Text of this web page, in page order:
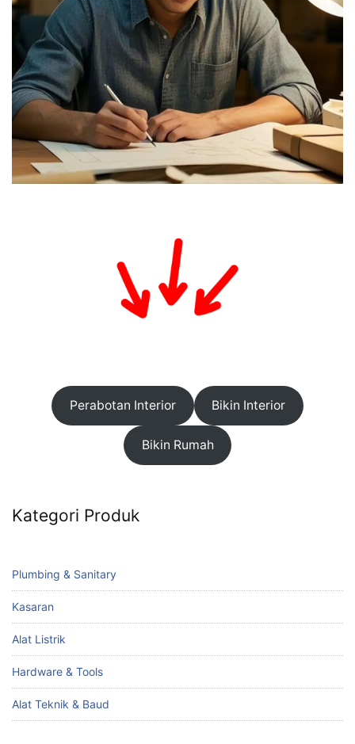
Perabotan Interior Bikin Interior
Bikin Rumah
Kategori Produk
Plumbing & Sanitary
Kasaran
Alat Listrik
Hardware & Tools
Alat Teknik & Baud